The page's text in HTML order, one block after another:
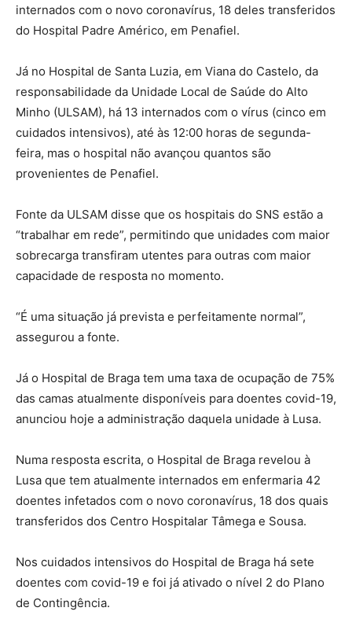
internados com o novo coronavírus, 18 deles transferidos
do Hospital Padre Américo, em Penafiel.
Já no Hospital de Santa Luzia, em Viana do Castelo, da
responsabilidade da Unidade Local de Saúde do Alto
Minho (ULSAM), há 13 internados com o vírus (cinco em
cuidados intensivos), até às 12:00 horas de segunda-
feira, mas o hospital não avançou quantos são
provenientes de Penafiel.
Fonte da ULSAM disse que os hospitais do SNS estão a
“trabalhar em rede”, permitindo que unidades com maior
sobrecarga transfiram utentes para outras com maior
capacidade de resposta no momento.
“É uma situação já prevista e perfeitamente normal”,
assegurou a fonte.
Já o Hospital de Braga tem uma taxa de ocupação de 75%
das camas atualmente disponíveis para doentes covid-19,
anunciou hoje a administração daquela unidade à Lusa.
Numa resposta escrita, o Hospital de Braga revelou à
Lusa que tem atualmente internados em enfermaria 42
doentes infetados com o novo coronavírus, 18 dos quais
transferidos dos Centro Hospitalar Tâmega e Sousa.
Nos cuidados intensivos do Hospital de Braga há sete
doentes com covid-19 e foi já ativado o nível 2 do Plano
de Contingência.